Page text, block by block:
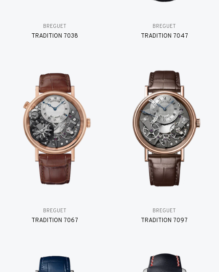
BREGUET
TRADITION 7038
BREGUET
TRADITION 7047
BREGUET
TRADITION 7067
BREGUET
TRADITION 7097